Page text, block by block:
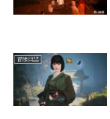
冒険日誌